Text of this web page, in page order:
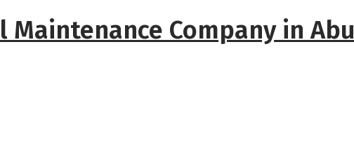
Company in Abu